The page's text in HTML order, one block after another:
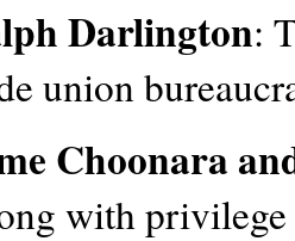
Darlington:
union
Choonara
with privilege